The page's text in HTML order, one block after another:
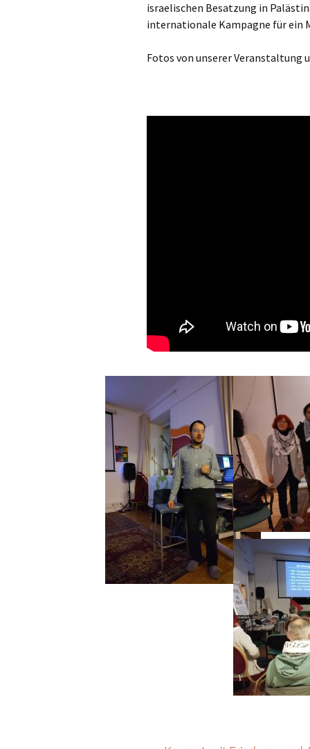
israelischen Besatzung in
internationale Kampagne für ein
Fotos von unserer Veranstaltung